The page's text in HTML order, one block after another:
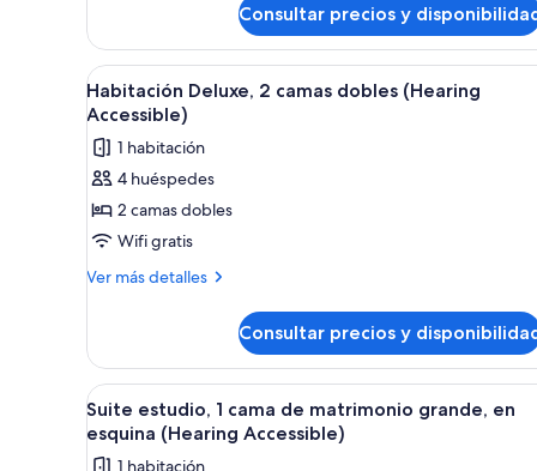
(Mobility
Accessible,
Tub)
cama
de
matrimonio
grande
(Mobility
Accessible,
Tub)
Consultar precios y
Abrir
todas
las
fotos
de
Habitación
Deluxe,
2
(Hearing
Accessible)
Habitación de hotel con dos
4
Habitación Deluxe, 2 camas dobles (Hearing
Accessible)
1 habitación
4 huéspedes
2 camas dobles
Wifi gratis
Ver más detalles
Más
Deluxe,
camas
dobles
(Hearing
Consultar precios y
Abrir
todas
las
Edredones de plumas, caja
5
Suite estudio, 1 cama de matrimonio grande, en
esquina (Hearing Accessible)
1 habitación